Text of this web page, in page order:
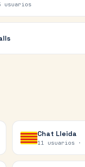
usuarios
Chat Lleida
11 usuarios ·